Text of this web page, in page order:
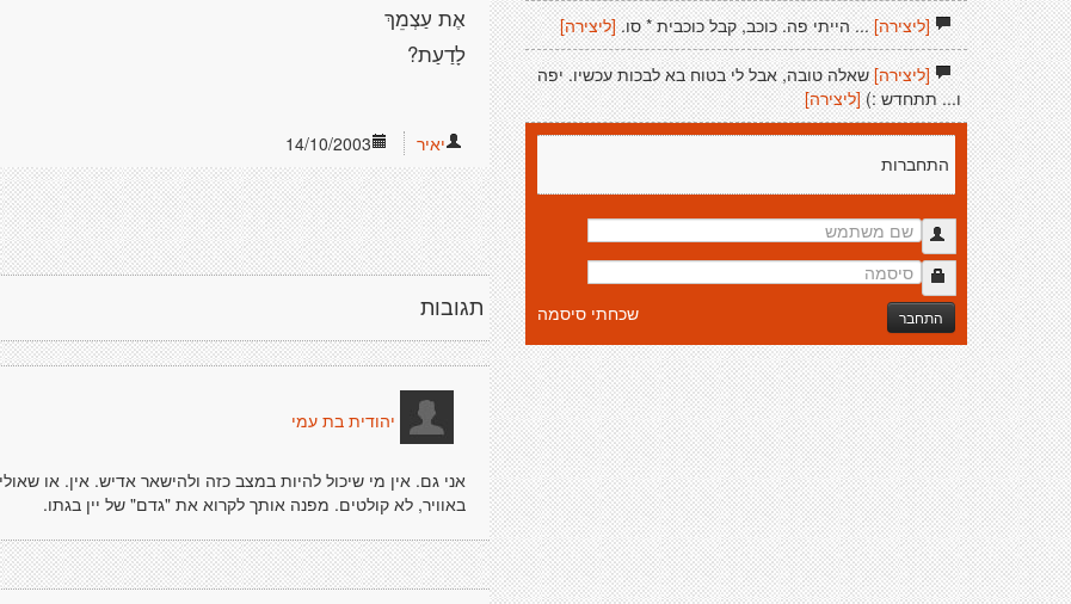
14/10/2003 יאיר
תגובות
יהודית בת עמי
אני גם. אין מי שיכול להיות במצב כזה ולהישאר אדיש. אין. או
באוויר, לא קולטים. מפנה אותך לקרוא את "גדם" של יין בגתו.
[ליצירה]... הייתי פה. כוכב, קבל כוכבית * סו. [ליצירה]
[ליצירה]שאלה טובה, אבל לי בטוח בא לבכות עכשיו. יפה
ו... תתחדש :) [ליצירה]
התחברות
התחבר שכחתי סיסמה